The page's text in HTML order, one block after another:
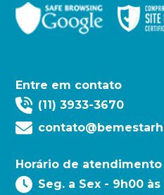
Entre em contato
(11) 3933-3670
Horário de atendimento
Seg. a Sex - 9h00 às